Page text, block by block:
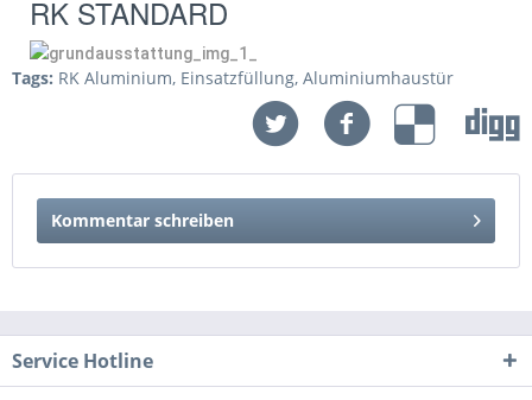
RK STANDARD
Tags: RK Aluminium, Einsatzfüllung, Aluminiumhaustür
Kommentar schreiben
Service Hotline